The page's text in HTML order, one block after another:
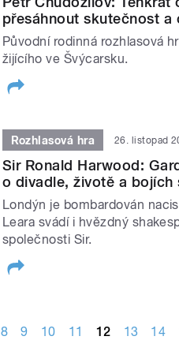
přesáhnout skutečnost a
Původní rodinná rozhlasová
žijícího ve Švýcarsku.
Rozhlasová hra 26. listopad
Sir Ronald Harwood:
o divadle, životě a bojích
Londýn je bombardován
Leara svádí i hvězdný
společnosti Sir.
8 9 10 11 12 13 14